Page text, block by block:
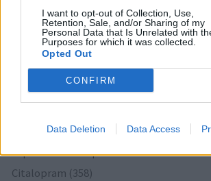
I want to opt-out of Collection, Use,
Retention, Sale, and/or Sharing of my
Personal Data that Is Unrelated with
Purposes for which it was collected.
Opted Out
CONFIRM
Data Deletion Data Access
Dépression - antidépresseurs IRS
Cymbalta (418)
Dépression - antidépresseurs autre
Tamoxifene (386)
Cancer - hormones et antihormones
Crestor (366)
Deroxat (366)
Dépression - antidépresseurs IRS
Citalopram (358)